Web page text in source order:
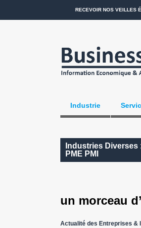
RECEVOIR NOS VEILLES
Industrie
Industries
PME PMI
un morceau
Actualité des Entreprises &